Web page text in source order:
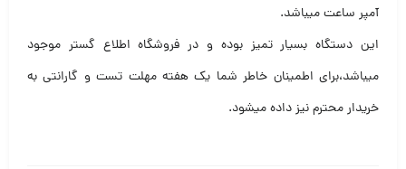
آمپر ساعت میباشد.
این دستگاه بسیار تمیز بوده و در فروشگاه اطلاع گستر موجود
میباشد،برای اطمینان خاطر شما یک هفته مهلت تست و گارانتی به
خریدار محترم نیز داده میشود.